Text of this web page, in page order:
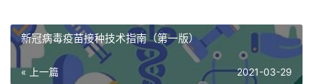
新冠病毒疫苗接种技术指南（第一版）
« 上一篇 2021-03-29